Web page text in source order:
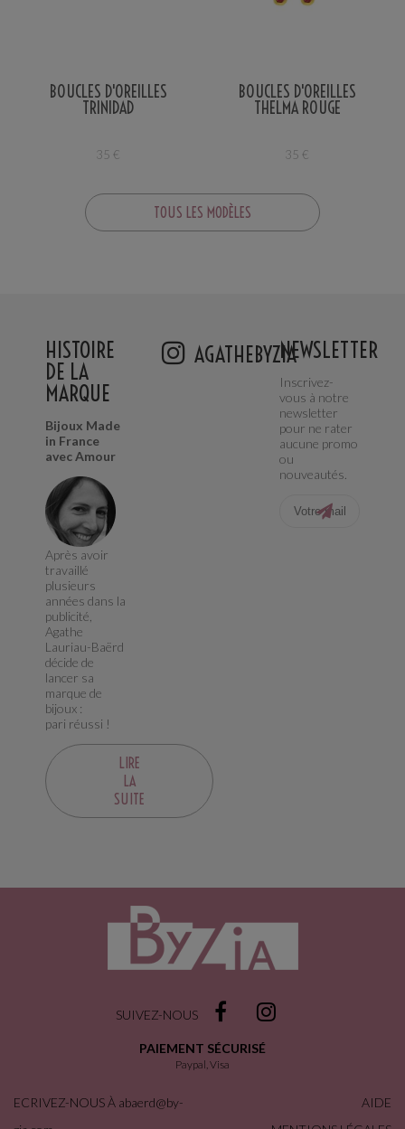
BOUCLES D'OREILLES
TRINIDAD
35 €
BOUCLES D'OREILLES
THELMA ROUGE
35 €
TOUS LES MODÈLES
HISTOIRE
DE LA
MARQUE
Bijoux Made
in France
avec Amour
Après avoir
travaillé
plusieurs
années dans la
publicité,
Agathe
Lauriau-Baërd
décide de
lancer sa
marque de
bijoux :
pari réussi !
LIRE
LA
SUITE
AGATHEBYZIANEWSLETTER
Inscrivez-
vous à notre
newsletter
pour ne rater
aucune promo
ou
nouveautés.
ECRIVEZ-NOUS À abaerd@by-
SUIVEZ-NOUS
PAIEMENT SÉCURISÉ
Paypal, Visa
AIDE